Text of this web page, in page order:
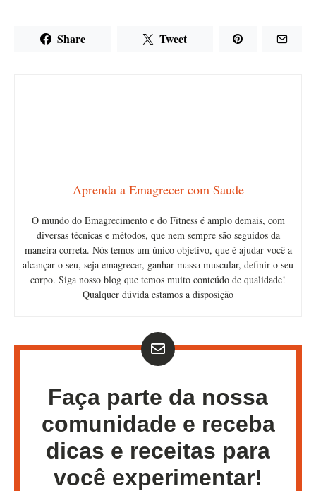
Share Tweet
Aprenda a Emagrecer com Saude
O mundo do Emagrecimento e do Fitness é amplo demais, com
diversas técnicas e métodos, que nem sempre são seguidos da
maneira correta. Nós temos um único objetivo, que é ajudar você a
alcançar o seu, seja emagrecer, ganhar massa muscular, definir o seu
corpo. Siga nosso blog que temos muito conteúdo de qualidade!
Qualquer dúvida estamos a disposição
Faça parte da nossa
comunidade e receba
dicas e receitas para
você experimentar!